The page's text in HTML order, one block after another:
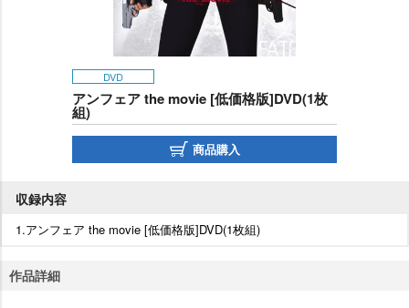
DVD
アンフェア the movie [低価格版]DVD(1枚
組)
商品購入
収録内容
1.アンフェア the movie [低価格版]DVD(1枚組)
作品詳細